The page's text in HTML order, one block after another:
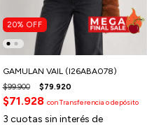
20% OFF
GAMULAN VAIL (I26ABA078)
$99.900 $79.920
$71.928 conTransferencia o depósito
3 cuotas sin interés de